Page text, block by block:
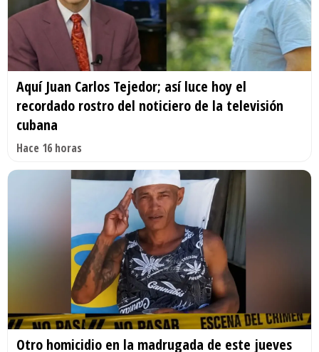
Aquí Juan Carlos Tejedor; así luce hoy el
recordado rostro del noticiero de la televisión
cubana
Hace 16 horas
Otro homicidio en la madrugada de este jueves